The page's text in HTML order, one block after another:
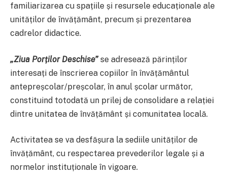
familiarizarea cu spațiile și resursele educaționale ale
unităților de învățământ, precum și prezentarea
cadrelor didactice.
„Ziua Porților Deschise”se adresează părinților
interesați de înscrierea copiilor în învățământul
antepreșcolar/preșcolar, în anul școlar următor,
constituind totodată un prilej de consolidare a relației
dintre unitatea de învățământ și comunitatea locală.
Activitatea se va desfășura la sediile unităților de
învățământ, cu respectarea prevederilor legale și a
normelor instituționale în vigoare.